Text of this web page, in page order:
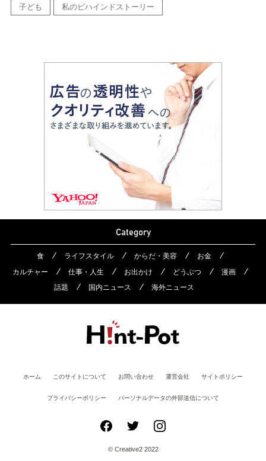
子ども 私のビハインドストーリー
Category
食 ライフスタイル からだ・美容
お金
カルチャー
仕事・人生 お出かけ どうぶつ
漫画
話題
国内ニュース 海外ニュース
ホーム このサイトについて お問い合わせ 運営会社 サイトポリシー
プライバシーポリシー パーソナルデータの外部送信について
© Creative2 2022